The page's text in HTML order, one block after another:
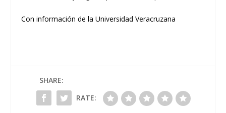
Con información de la Universidad Veracruzana
SHARE:
RATE: